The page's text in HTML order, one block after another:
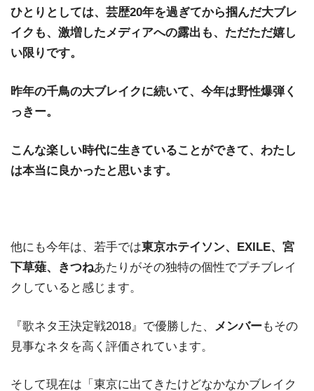
ひとりとしては、芸歴20年を過ぎてから掴んだ大ブレ
イクも、激増したメディアへの露出も、ただただ嬉し
い限りです。
昨年の千鳥の大ブレイクに続いて、今年は野性爆弾く
っきー。
こんな楽しい時代に生きていることができて、わたし
は本当に良かったと思います。
他にも今年は、若手では東京ホテイソン、EXILE、宮
下草薙、きつねあたりがその独特の個性でプチブレイ
クしていると感じます。
『歌ネタ王決定戦2018』で優勝した、 メンバーもその
見事なネタを高く評価されています。
そして現在は「東京に出てきたけどなかなかブレイク